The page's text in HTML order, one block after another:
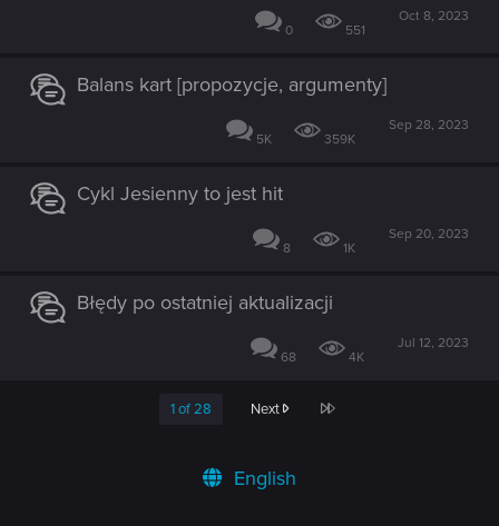
0 551
Oct 8, 2023
Balans kart [propozycje, argumenty]
5K 359K
Sep 28, 2023
Cykl Jesienny to jest hit
8 1K
Sep 20, 2023
Błędy po ostatniej aktualizacji
68 4K
Jul 12, 2023
1 of 28 Next Last
English